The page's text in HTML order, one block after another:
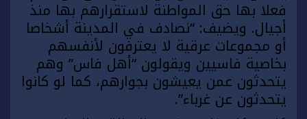
فعلا بها حق المواطنة لاستقرارهم بها منذ
أجيال. ويضيف: “نصادف في المدينة أشخاصا
أو مجموعات عرقية لا يعترفون لأنفسهم
بخاصية فاسيين ويقولون “أهل فاس” وهم
يتحدثون عمن يعيشون بجوارهم، كما لو كانوا
يتحدثون عن غرباء”.